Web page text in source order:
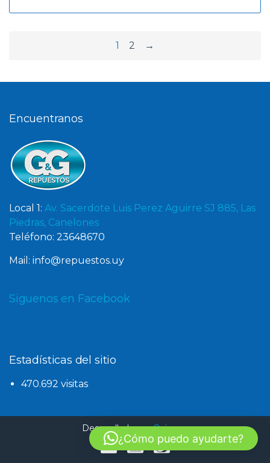
1 2 →
Encuentranos
Local 1: Av. Sacerdote Luis Perez Aguirre SJ 885, Las
Piedras, Canelones
Teléfono: 23648670
Mail: info@repuestos.uy
Siguenos en Facebook
Estadísticas del sitio
470.692 visitas
Desarrollado porOxígeno
¿Cómo puedo ayudarte?